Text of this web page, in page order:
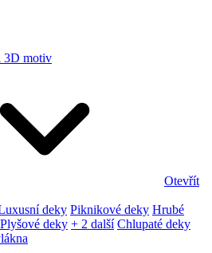
3D motiv
Otevřít
deky Piknikové deky Hrubé
Plyšové deky + 2 další Chlupaté deky